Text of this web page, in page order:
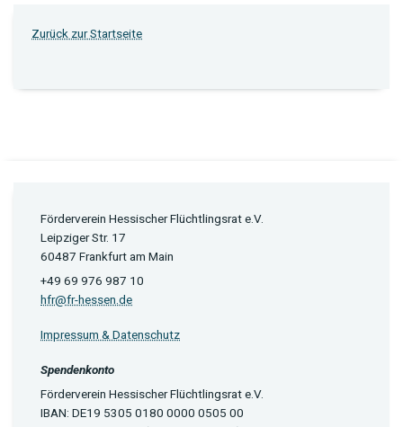
Zurück zur Startseite
Förderverein Hessischer Flüchtlingsrat e.V.
Leipziger Str. 17
60487 Frankfurt am Main
+49 69 976 987 10
hfr@fr-hessen.de
Impressum & Datenschutz
Spendenkonto
Förderverein Hessischer Flüchtlingsrat e.V.
IBAN: DE19 5305 0180 0000 0505 00